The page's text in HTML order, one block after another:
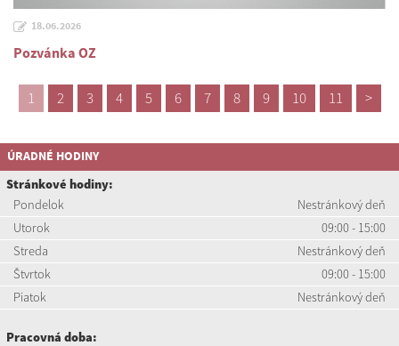
18.06.2026
Pozvánka OZ
1 2 3 4 5 6 7 8 9 10 11 >
ÚRADNÉ HODINY
Stránkové hodiny:
Pondelok
Nestránkový deň
Utorok
09:00 - 15:00
Streda
Nestránkový deň
Štvrtok
09:00 - 15:00
Piatok
Nestránkový deň
Pracovná doba: